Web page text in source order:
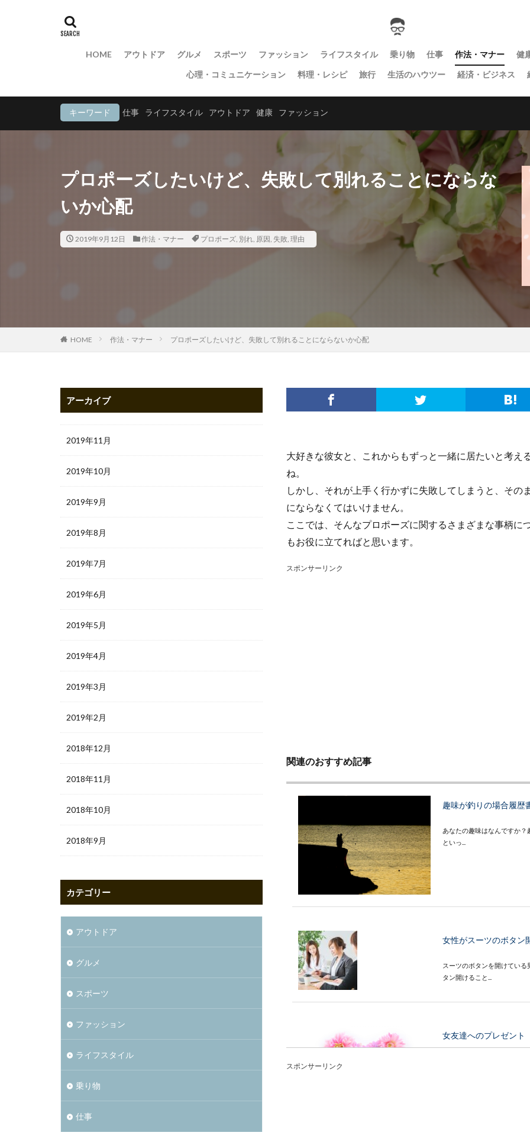
HOME アウトドア グルメ スポーツ ファッション ライフスタイル 乗り物 仕事 作法・マナー 健
心理・コミュニケーション
料理・レシピ 旅行 生活のハウツー 経済・ビジネス
キーワード 仕事 ライフスタイル アウトドア 健康 ファッション
プロポーズしたいけど、失敗して別れることにならな
いか心配
2019年9月12日 作法・マナー プロポーズ, 別れ, 原因, 失敗, 理由
HOME 作法・マナー プロポーズしたいけど、失敗して別れることにならないか心配
大好きな彼女と、これからもずっと一緒に居たいと考え
ね。
しかし、それが上手く行かずに失敗してしまうと、そ
にならなくてはいけません。
ここでは、そんなプロポーズに関するさまざまな事柄
もお役に立てればと思います。
スポンサーリンク
関連のおすすめ記事
趣味が釣りの場合履歴
あなたの趣味はなんですか
といっ...
女性がスーツのボタン
スーツのボタンを開けてい
タン開けること...
女友達へのプレゼント
スポンサーリンク
アーカイブ
2019年11月
2019年10月
2019年9月
2019年8月
2019年7月
2019年6月
2019年5月
2019年4月
2019年3月
2019年2月
2018年12月
2018年11月
2018年10月
2018年9月
カテゴリー
アウトドア
グルメ
スポーツ
ファッション
ライフスタイル
乗り物
仕事